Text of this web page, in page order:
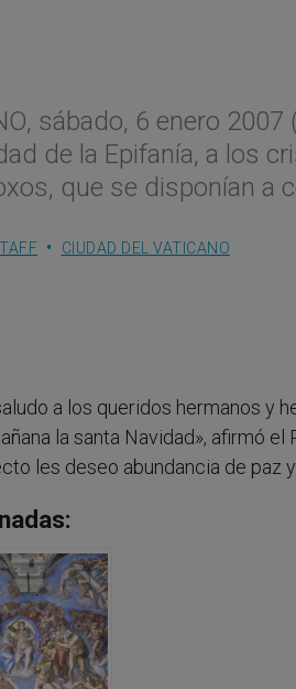
sábado, 6 enero 2007
de la Epifanía, a los
que se disponían a
CIUDAD DEL VATICANO
a los queridos hermanos y
la santa Navidad», afirmó
les deseo abundancia de paz